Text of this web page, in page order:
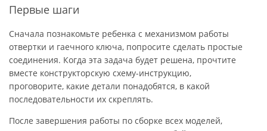
Первые шаги
Сначала познакомьте ребенка с механизмом работы
отвертки и гаечного ключа, попросите сделать простые
соединения. Когда эта задача будет решена, прочтите
вместе конструкторскую схему-инструкцию,
проговорите, какие детали понадобятся, в какой
последовательности их скреплять.
После завершения работы по сборке всех моделей,